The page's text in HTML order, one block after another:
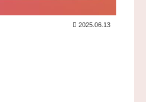
2025.06.13